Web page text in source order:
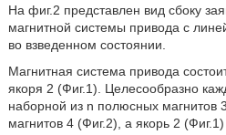
На фиг.2 представлен вид сбоку
магнитной системы привода с
во взведенном состоянии.
Магнитная система привода
якоря 2 (Фиг.1). Целесообразно
наборной из n полюсных
магнитов 4 (Фиг.2), а якорь 2